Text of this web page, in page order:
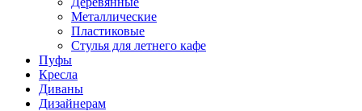
Металлические
Пластиковые
Стулья для летнего кафе
Пуфы
Кресла
Диваны
Дизайнерам